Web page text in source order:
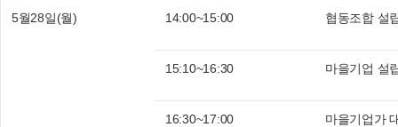
5월28일(월) 14:00~15:00 협동조합 설
15:10~16:30 마을기업 설
16:30~17:00 마을기업가